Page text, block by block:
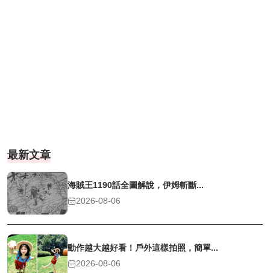
最新文章
海賊王1190話全圖解說，伊姆斬斷...
2026-08-06
動作越大越好看！戶外這樣拍照，簡單...
2026-08-06